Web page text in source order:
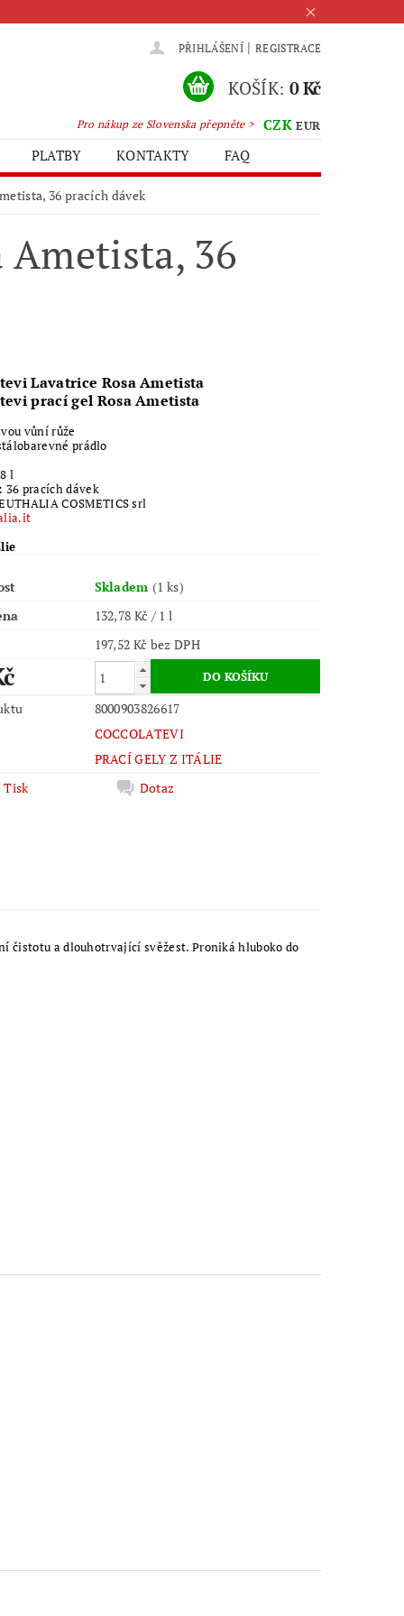
PŘIHLÁŠENÍ | REGISTRACE
Pro nákup ze Slovenska přepněte > CZK EUR
KOŠÍK: 0 Kč
PLATBY KONTAKTY FAQ
36 pracích dávek
Ametista, 36
Lavatrice Rosa Ametista
prací gel Rosa Ametista
vůní růže
prádlo
l
36 pracích dávek
COSMETICS srl
Skladem(1 ks)
132,78 Kč / 1 l
197,52 Kč bez DPH
8000903826617
COCCOLATEVI
PRACÍ GELY Z ITÁLIE
Tisk
Dotaz
čistotu a dlouhotrvající svěžest. Proniká hluboko do